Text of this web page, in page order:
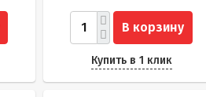
В корзину
Купить в 1 клик